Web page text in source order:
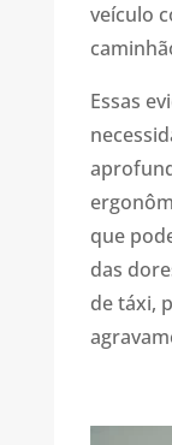
veículo
Essas
que
das
de táxi,